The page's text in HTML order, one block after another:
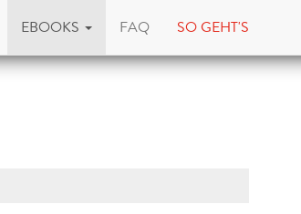
EBOOKS FAQ SO GEHT'S